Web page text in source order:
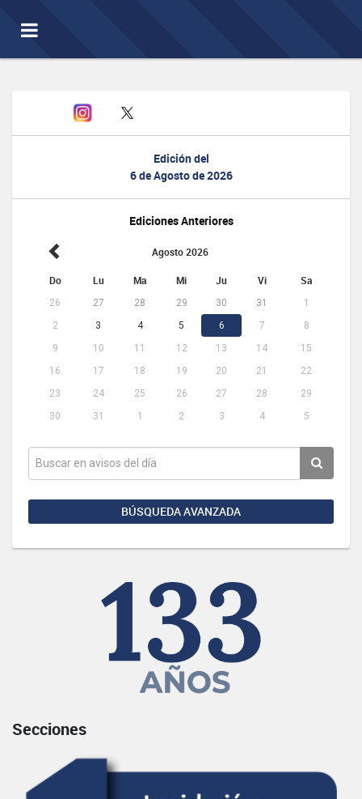
Toggle
navigation
Edición del
6 de Agosto de 2026
Ediciones Anteriores
Agosto 2026
Do Lu Ma Mi Ju Vi Sa
26 27 28 29 30 31
1
2
3 4 5 6 7
8
9
10 11 12 13 14
15
16
17 18 19 20 21
22
23
24 25 26 27 28
29
30
31 1 2 3 4 5
BÚSQUEDA AVANZADA
Secciones